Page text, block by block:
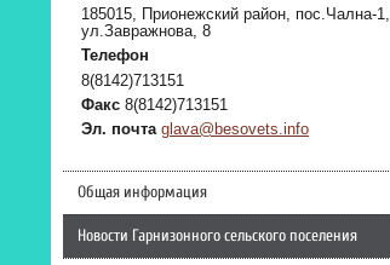
185015, Прионежский район, пос.Чална-1,
ул.Завражнова, 8
Телефон
8(8142)713151
Факс 8(8142)713151
Эл. почта glava@besovets.info
Общая информация
Новости Гарнизонного сельского поселения